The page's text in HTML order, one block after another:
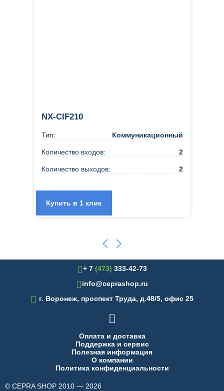
NX-CIF210
Тип: Коммуникационный
Количество входов: 2
Количество выходов: 2
Купить в 1 клик
+ 7 (473) 333-42-73
info@ceprashop.ru
 г. Воронеж, проспект Труда, д.48/5, офис 25

Оплата и доставка
Поддержка и сервис
Полезная информация
О компании
Политика конфиденциальности
© CEPRA SHOP 2010 — 2026